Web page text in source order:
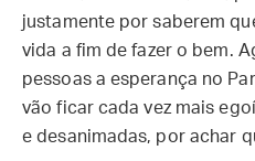
justamente por saberem
vida a fim de fazer o bem.
pessoas a esperança no
vão ficar cada vez mais
e desanimadas, por achar